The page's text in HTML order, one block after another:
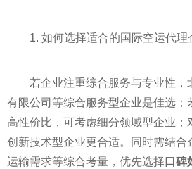
1. 如何选择适合的国际空运代理
若企业注重综合服务与专业性，
有限公司等综合服务型企业是佳选；
高性价比，可考虑细分领域型企业；
创新技术型企业更合适。同时需结合
运输需求等综合考量，优先选择 口碑